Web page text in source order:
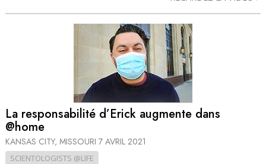
La responsabilité d’Erick augmente dans
@home
KANSAS CITY, MISSOURI 7 AVRIL 2021
SCIENTOLOGISTS @LIFE